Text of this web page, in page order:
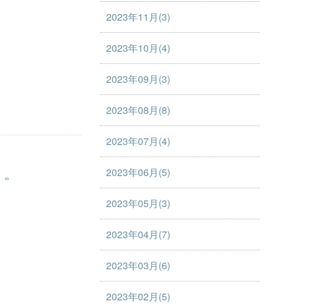
»
2023年11月(3)
2023年10月(4)
2023年09月(3)
2023年08月(8)
2023年07月(4)
2023年06月(5)
2023年05月(3)
2023年04月(7)
2023年03月(6)
2023年02月(5)